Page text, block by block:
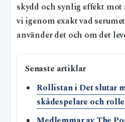
skydd och synlig effekt mot
vi igenom exakt vad
använder det och om det
Senaste artiklar
Rollistan i Det slutar
skådespelare och